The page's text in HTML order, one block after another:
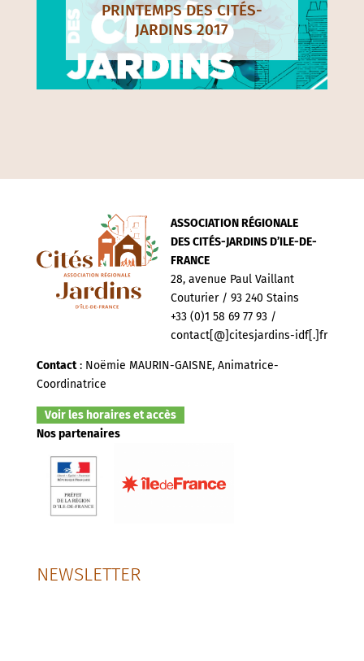
PRINTEMPS DES CITÉS-
JARDINS 2017
ASSOCIATION RÉGIONALE
DES CITÉS-JARDINS D’ILE-DE-
FRANCE
28, avenue Paul Vaillant
Couturier / 93 240 Stains
+33 (0)1 58 69 77 93 /
contact[@]citesjardins-idf[.]fr
Contact: Noëmie MAURIN-GAISNE, Animatrice-
Coordinatrice
Voir les horaires et accès
Nos partenaires
NEWSLETTER